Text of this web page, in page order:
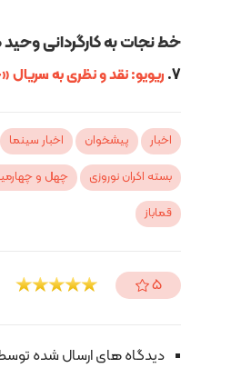
خط نجات به کارگردانی
7. ریویو: نقد و نظری به
اخبار پیشخوان اخبار سینما
بسته اکران نوروزی
چهل و
قماباز
5
دیدگاه های ارسال شده